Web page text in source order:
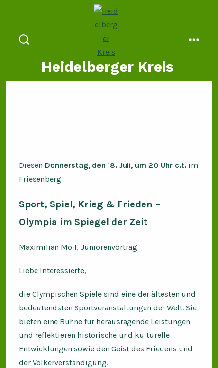
springen
Heidelberger Kreis
Diesen Donnerstag, den 18. Juli, um 20 Uhr c.t. im
Friesenberg
Sport, Spiel, Krieg & Frieden –
Olympia im Spiegel der Zeit
Maximilian Moll, Juniorenvortrag
Liebe Interessierte,
die Olympischen Spiele sind eine der ältesten und
bedeutendsten Sportveranstaltungen der Welt. Sie
bieten eine Bühne für herausragende Leistungen
und reflektieren historische und kulturelle
Entwicklungen sowie den Geist des Friedens und
der Völkerverständigung.